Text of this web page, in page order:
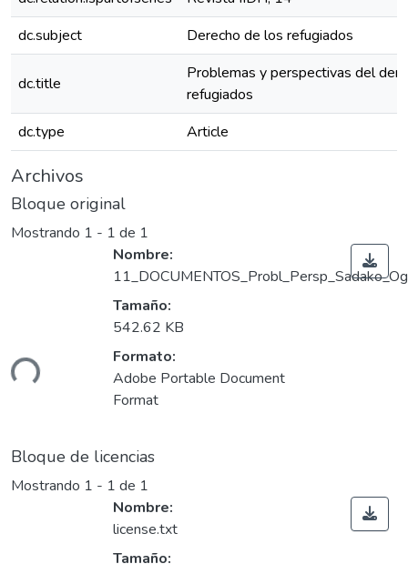
dc.subject
Derecho de los refugiados
dc.title
Problemas y perspectivas del
refugiados
dc.type
Article
Archivos
Bloque original
Mostrando 1 - 1 de 1
Nombre:
Tamaño:
542.62 KB
Formato:
Adobe Portable Document
Format
Bloque de licencias
Mostrando 1 - 1 de 1
Nombre:
license.txt
Tamaño: